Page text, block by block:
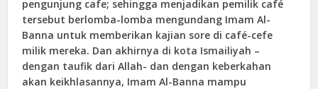
pengunjung cafe; sehingga menjadikan pemilik café
tersebut berlomba-lomba mengundang Imam Al-
Banna untuk memberikan kajian sore di café-cefe
milik mereka. Dan akhirnya di kota Ismailiyah –
dengan taufik dari Allah- dan dengan keberkahan
akan keikhlasannya, Imam Al-Banna mampu